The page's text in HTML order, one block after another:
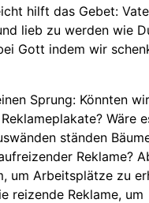
hilft das Gebet:
lieb zu werden wie
Gott indem wir
Sprung: Könnten
Wäre
ständen
Reklame?
um Arbeitsplätze zu
reizende Reklame, um